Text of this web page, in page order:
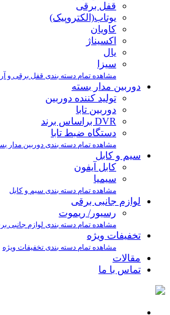
قفل برقی
یوتاب(الکتروپیک)
کاویان
اکسیناژ
یال
سیزا
مشاهده تمام دسته بندی قفل برقی و
دوربین مدار بسته
تولید کننده دوربین
دوربین تابا
DVR براساس برند
دستگاه ضبط تابا
مشاهده تمام دسته بندی دوربین مدار
سیم و کابل
کابل آیفون
سیمیا
مشاهده تمام دسته بندی سیم و کابل
لوازم جانبی برقی
رسیور/ ریموت
مشاهده تمام دسته بندی لوازم جانبی
تخفیفات ویژه
مشاهده تمام دسته بندی تخفیفات ویژه
مقالات
تماس با ما